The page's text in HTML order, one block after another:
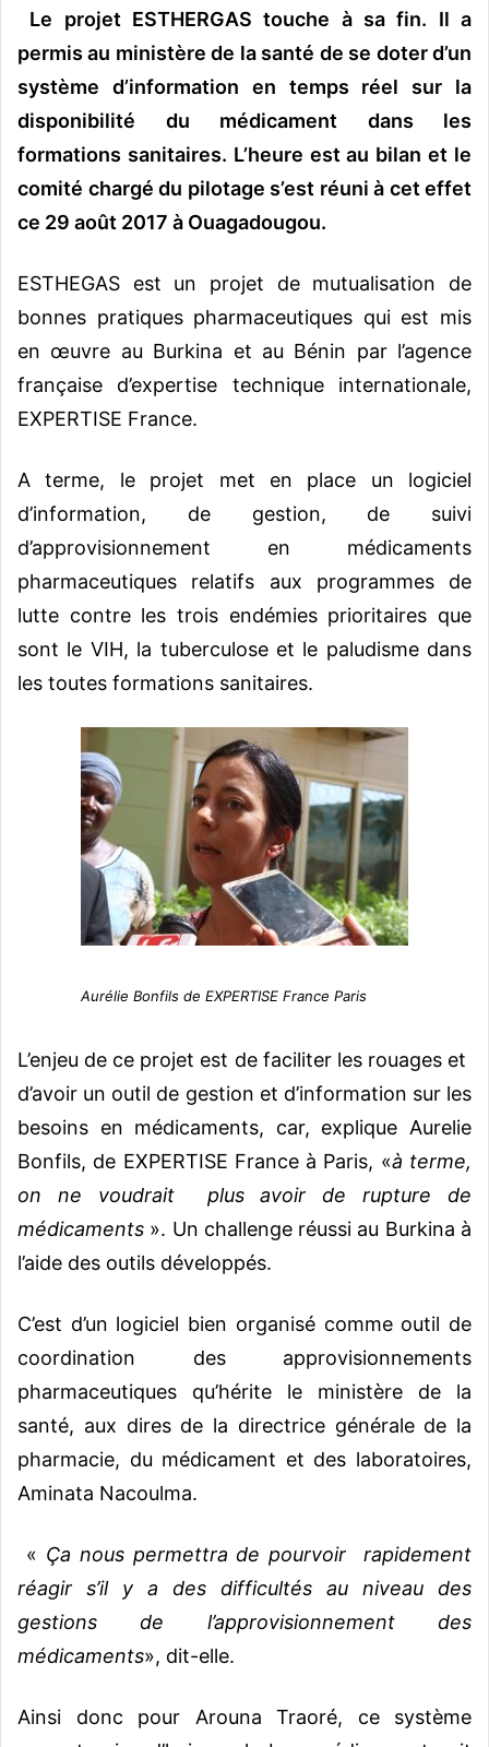
r
i
e
l
Le projet ESTHERGAS touche à sa fin. Il a
permis au ministère de la santé de se doter d’un
système d’information en temps réel sur la
disponibilité du médicament dans les
formations sanitaires. L’heure est au bilan et le
comité chargé du pilotage s’est réuni à cet effet
ce 29 août 2017 à Ouagadougou.
ESTHEGAS est un projet de mutualisation de
bonnes pratiques pharmaceutiques qui est mis
en œuvre au Burkina et au Bénin par l’agence
française d’expertise technique internationale,
EXPERTISE France.
A terme, le projet met en place un logiciel
d’information, de gestion, de suivi
d’approvisionnement en médicaments
pharmaceutiques relatifs aux programmes de
lutte contre les trois endémies prioritaires que
sont le VIH, la tuberculose et le paludisme dans
les toutes formations sanitaires.
Aurélie Bonfils de EXPERTISE France Paris
L’enjeu de ce projet est de faciliter les rouages et
d’avoir un outil de gestion et d’information sur les
besoins en médicaments, car, explique Aurelie
Bonfils, de EXPERTISE France à Paris, «à terme,
on ne voudrait plus avoir de rupture de
médicaments ». Un challenge réussi au Burkina à
l’aide des outils développés.
C’est d’un logiciel bien organisé comme outil de
coordination des approvisionnements
pharmaceutiques qu’hérite le ministère de la
santé, aux dires de la directrice générale de la
pharmacie, du médicament et des laboratoires,
Aminata Nacoulma.
« Ça nous permettra de pourvoir rapidement
réagir s’il y a des difficultés au niveau des
gestions de l’approvisionnement des
médicaments», dit-elle.
Ainsi donc pour Arouna Traoré, ce système